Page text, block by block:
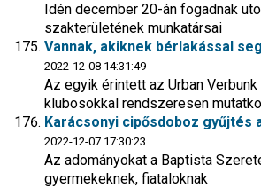
Idén december 20-án fogadnak
szakterületének munkatársai
Vannak, akiknek bérlakással
2022-12-08 14:31:49
Az egyik érintett az Urban
klubosokkal rendszeresen
Karácsonyi cipősdoboz gyűjtés
2022-12-07 17:30:23
Az adományokat a Baptista
gyermekeknek, fiataloknak